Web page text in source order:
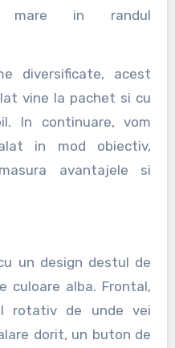
mare in randul
diversificate, acest
vine la pachet si cu
In continuare, vom
in mod obiectiv,
avantajele si
un design destul de
culoare alba. Frontal,
rotativ de unde vei
dorit, un buton de